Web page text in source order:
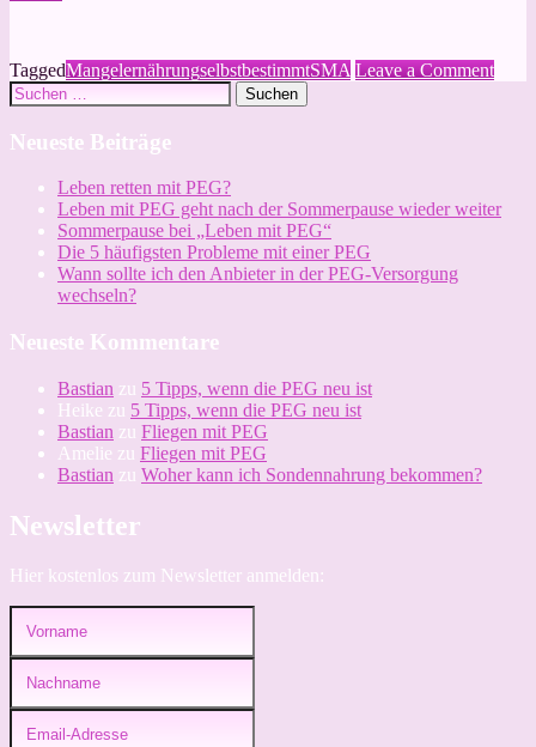
TaggedMangelernährungselbstbestimmtSMA Leave a Commenton
Suchen
nach:
Neueste Beiträge
Leben retten mit PEG?
Leben mit PEG geht nach der Sommerpause wieder weiter
Sommerpause bei „Leben mit PEG“
Die 5 häufigsten Probleme mit einer PEG
Wann sollte ich den Anbieter in der PEG-Versorgung
wechseln?
Neueste Kommentare
Bastian zu 5 Tipps, wenn die PEG neu ist
Heike zu 5 Tipps, wenn die PEG neu ist
Bastian zu Fliegen mit PEG
Amelie zu Fliegen mit PEG
Bastian zu Woher kann ich Sondennahrung bekommen?
Newsletter
Hier kostenlos zum Newsletter anmelden: